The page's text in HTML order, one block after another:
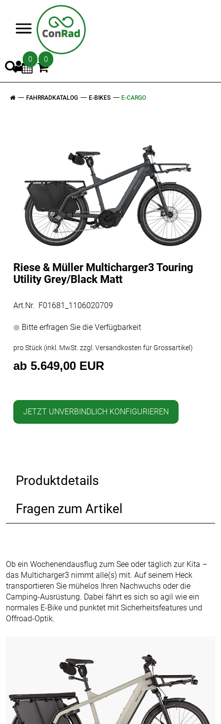
0 0
FAHRRADKATALOG E-BIKES E-CARGO
Riese & Müller Multicharger3 Touring
Utility Grey/Black Matt
Art.Nr. F01681_1106020709
Bitte erfragen Sie die Verfügbarkeit
pro Stück (inkl. MwSt. zzgl. Versandkosten für Grossartikel)
ab 5.649,00 EUR
JETZT UNVERBINDLICH KONFIGURIEREN
Produktdetails
Fragen zum Artikel
Ob ein Wochenendausflug zum See oder täglich zur Kita –
das Multicharger3 nimmt alle(s) mit. Auf seinem Heck
transportieren Sie mühelos Ihren Nachwuchs oder die
Camping-Ausrüstung. Dabei fährt es sich so agil wie ein
normales E-Bike und punktet mit Sicherheitsfeatures und
Offroad-Optik.